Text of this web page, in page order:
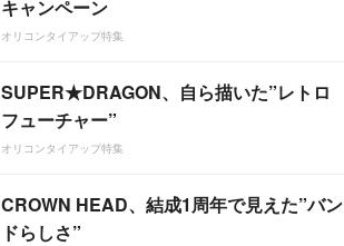
キャンペーン
オリコンタイアップ特集
SUPER★DRAGON、自ら描いた”レトロ
フューチャー”
オリコンタイアップ特集
CROWN HEAD、結成1周年で見えた”バン
ドらしさ”